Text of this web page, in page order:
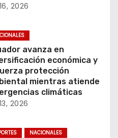
2026
avanza en
económica y
protección
mientras atiende
climáticas
2026
NACIONALES